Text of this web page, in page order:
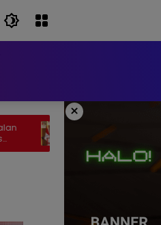
×
GMNI Sumsel Soroti
Merah Karhutla, Desak
Mitigasi dan Penegakan Hukum